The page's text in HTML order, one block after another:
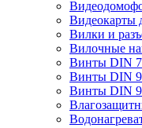
Видеокарты
Вилки и
Вилочные
Винты DIN
Винты DIN
Винты DIN